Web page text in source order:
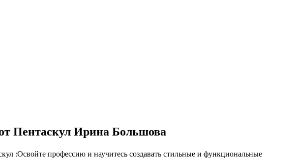
Пентаскул Ирина Большова
:Освойте профессию и научитесь создавать стильные и функциональные